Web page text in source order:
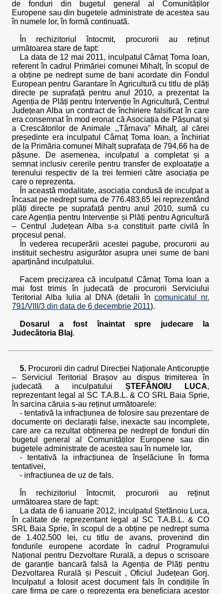
de fonduri din bugetul general al Comunităților
Europene sau din bugetele administrate de acestea sau
în numele lor, în formă continuată.
În rechizitoriul întocmit, procurorii au reținut
următoarea stare de fapt:
La data de 12 mai 2011, inculpatul Cârnaț Toma Ioan,
referent în cadrul Primăriei comunei Mihalț, în scopul de
a obține pe nedrept sume de bani acordate din Fondul
European pentru Garantare în Agricultură cu titlu de plăți
directe pe suprafață pentru anul 2010, a prezentat la
Agenția de Plăți pentru Intervenție în Agricultură, Centrul
Județean Alba un contract de închiriere falsificat în care
era consemnat în mod eronat că Asociația de Pășunat și
a Crescătorilor de Animale ,,Târnava” Mihalț, al cărei
președinte era inculpatul Cârnaț Toma Ioan, a închiriat
de la Primăria comunei Mihalț suprafața de 794,66 ha de
pășune. De asemenea, inculpatul a completat și a
semnat inclusiv cererile pentru transfer de exploatație a
terenului respectiv de la trei fermieri către asociația pe
care o reprezenta.
În această modalitate, asociația condusă de inculpat a
încasat pe nedrept suma de 776.483,65 lei reprezentând
plăți directe pe suprafață pentru anul 2010, sumă cu
care Agenția pentru Intervenție și Plăți pentru Agricultură
– Centrul Județean Alba s-a constituit parte civilă în
procesul penal.
În vederea recuperării acestei pagube, procurorii au
instituit sechestru asigurător asupra unei sume de bani
aparținând inculpatului.
Facem precizarea că inculpatul Cârnaț Toma Ioan a
mai fost trimis în judecată de procurorii Serviciului
Teritorial Alba Iulia al DNA (detalii în comunicatul nr.
791/VIII/3 din data de 6 decembrie 2011).
Dosarul a fost înaintat spre judecare la
Judecătoria Blaj.
5. Procurorii din cadrul Direcției Naționale Anticorupție
– Serviciul Teritorial Brașov au dispus trimiterea în
judecată a inculpatului ȘTEFĂNOIU LUCA,
reprezentant legal al SC T.A.B.L. & CO SRL Baia Sprie,
în sarcina căruia s-au reținut următoarele:
- tentativă la infracțiunea de folosire sau prezentare de
documente ori declarații false, inexacte sau incomplete,
care are ca rezultat obținerea pe nedrept de fonduri din
bugetul general al Comunităților Europene sau din
bugetele administrate de acestea sau în numele lor,
- tentativă la infracțiunea de înșelăciune în forma
tentativei,
- infracțiunea de uz de fals.
În rechizitoriul întocmit, procurorii au reținut
următoarea stare de fapt:
La data de 6 ianuarie 2012, inculpatul Ștefănoiu Luca,
în calitate de reprezentant legal al SC T.A.B.L. & CO
SRL Baia Sprie, în scopul de a obține pe nedrept suma
de 1.402.500 lei, cu titlu de avans, provenind din
fondurile europene acordate în cadrul Programului
Național pentru Dezvoltare Rurală, a depus o scrisoare
de garanție bancară falsă la Agenția de Plăți pentru
Dezvoltarea Rurală și Pescuit , Oficiul Județean Gorj.
Inculpatul a folosit acest document fals în condițiile în
care firma pe care o reprezenta era beneficiara acestor